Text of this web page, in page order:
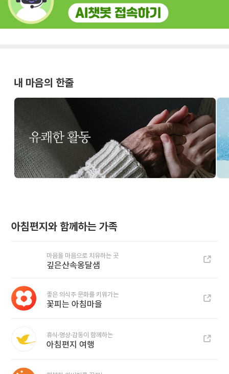
내 마음의 한줄
아침편지와 함께하는 가족
마음을 마음으로 치유하는 곳
깊은산속옹달샘
좋은 의식주 문화를 키워가는
꽃피는 아침마을
휴식·명상·감동이 함께하는
아침편지 여행